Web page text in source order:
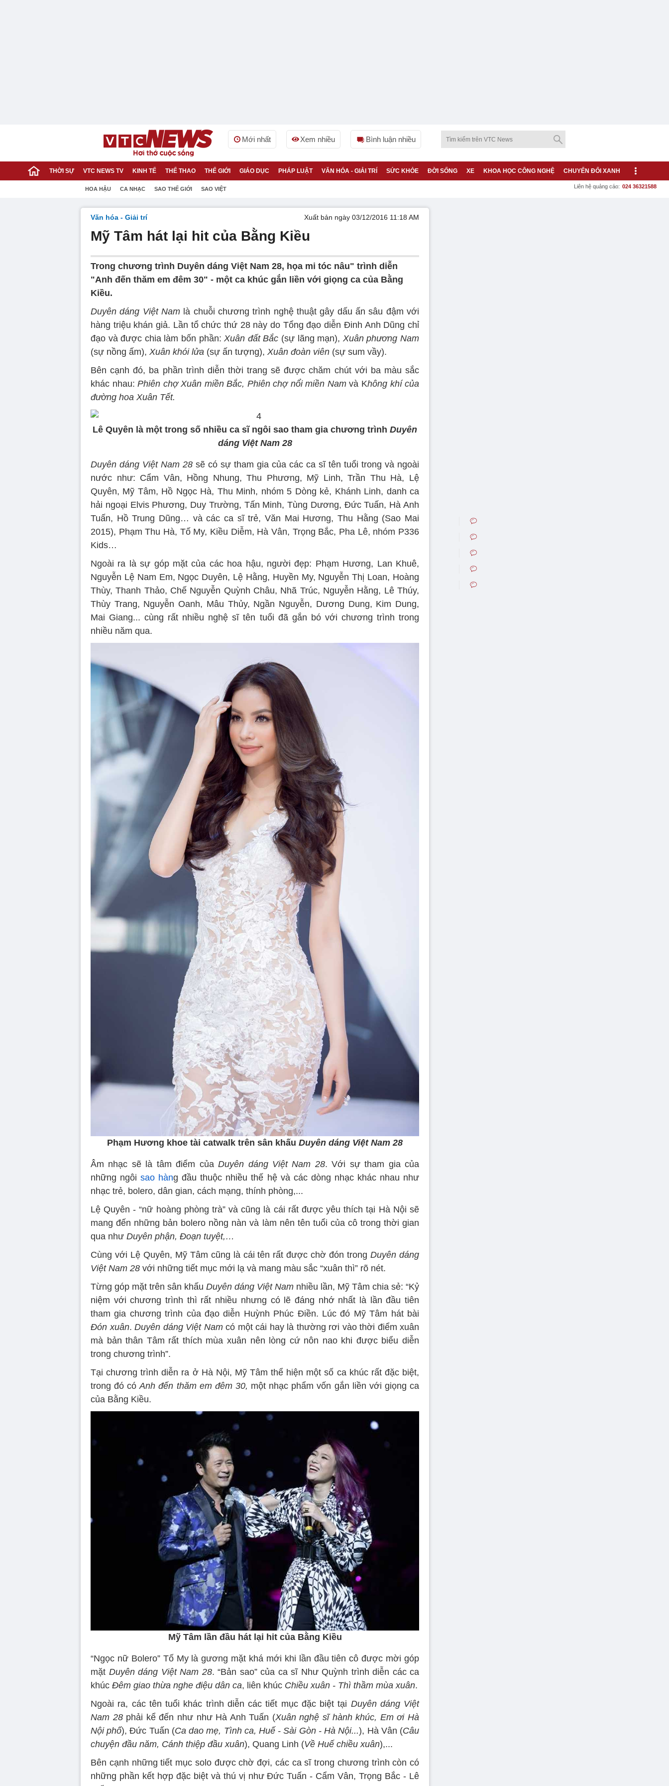
Mới nhất Xem nhiều Bình luận nhiều
THỜI SỰ VTC NEWS TV KINH TẾ THỂ THAO THẾ GIỚI GIÁO DỤC PHÁP LUẬT VĂN HÓA - GIẢI TRÍ SỨC KHỎE ĐỜI SỐNG XE KHOA HỌC CÔNG NGHỆ CHUYỂN ĐỔI XANH
HOA HẬU CA NHẠC SAO THẾ GIỚI SAO VIỆT Liên hệ quảng cáo: 024 36321588
Văn hóa - Giải trí Xuất bản ngày 03/12/2016 11:18 AM
Mỹ Tâm hát lại hit của Bằng Kiều
Trong chương trình Duyên dáng Việt Nam 28, họa mi tóc nâu" trình diễn
"Anh đến thăm em đêm 30" - một ca khúc gắn liền với giọng ca của Bằng
Kiều.
Duyên dáng Việt Nam là chuỗi chương trình nghệ thuật gây dấu ấn sâu đậm với
hàng triệu khán giả. Lần tổ chức thứ 28 này do Tổng đạo diễn Đinh Anh Dũng chỉ
đạo và được chia làm bốn phần:Xuân đất Bắc (sự lãng mạn), Xuân phương Nam
(sự nồng ấm), Xuân khói lửa (sự ấn tượng), Xuân đoàn viên (sự sum vầy).
Bên cạnh đó, ba phần trình diễn thời trang sẽ được chăm chút với ba màu sắc
khác nhau: Phiên chợ Xuân miền Bắc, Phiên chợ nổi miền Namvà Không khí của
đường hoa Xuân Tết.
Lê Quyên là một trong số nhiều ca sĩ ngôi sao tham gia chương trình Duyên
dáng Việt Nam 28
Duyên dáng Việt Nam 28 sẽ có sự tham gia của các ca sĩ tên tuổi trong và ngoài
nước như: Cẩm Vân, Hồng Nhung, Thu Phương, Mỹ Linh, Trần Thu Hà, Lệ
Quyên, Mỹ Tâm, Hồ Ngọc Hà, Thu Minh, nhóm 5 Dòng kẻ, Khánh Linh, danh ca
hải ngoại Elvis Phương, Duy Trường, Tấn Minh, Tùng Dương, Đức Tuấn, Hà Anh
Tuấn, Hồ Trung Dũng… và các ca sĩ trẻ, Văn Mai Hương, Thu Hằng (Sao Mai
2015), Phạm Thu Hà, Tố My, Kiều Diễm, Hà Vân, Trọng Bắc, Pha Lê, nhóm P336
Kids…
Ngoài ra là sự góp mặt của các hoa hậu, người đẹp: Phạm Hương, Lan Khuê,
Nguyễn Lệ Nam Em, Ngọc Duyên, Lệ Hằng, Huyền My, Nguyễn Thị Loan, Hoàng
Thùy, Thanh Thảo, Chế Nguyễn Quỳnh Châu, Nhã Trúc, Nguyễn Hằng, Lê Thúy,
Thùy Trang, Nguyễn Oanh, Mâu Thủy, Ngần Nguyễn, Dương Dung, Kim Dung,
Mai Giang... cùng rất nhiều nghệ sĩ tên tuổi đã gắn bó với chương trình trong
nhiều năm qua.
Phạm Hương khoe tài catwalk trên sân khấu Duyên dáng Việt Nam 28
Âm nhạc sẽ là tâm điểm củaDuyên dáng Việt Nam 28. Với sự tham gia của
những ngôisao hàng đầu thuộc nhiều thế hệ và các dòng nhạc khác nhau như
nhạc trẻ, bolero, dân gian, cách mạng, thính phòng,...
Lệ Quyên - “nữ hoàng phòng trà” và cũng là cái rất được yêu thích tại Hà Nội sẽ
mang đến những bản bolero nồng nàn và làm nên tên tuổi của cô trong thời gian
qua như Duyên phận, Đoạn tuyệt,…
Cùng với Lệ Quyên, Mỹ Tâm cũng là cái tên rất được chờ đón trongDuyên dáng
Việt Nam 28 với những tiết mục mới lạ và mang màu sắc “xuân thì” rõ nét.
Từng góp mặt trên sân khấu Duyên dáng Việt Nam nhiều lần, Mỹ Tâm chia sẻ: “Kỷ
niệm với chương trình thì rất nhiều nhưng có lẽ đáng nhớ nhất là lần đầu tiên
tham gia chương trình của đạo diễn Huỳnh Phúc Điền. Lúc đó Mỹ Tâm hát bài
Đón xuân. Duyên dáng Việt Namcó một cái hay là thường rơi vào thời điểm xuân
mà bản thân Tâm rất thích mùa xuân nên lòng cứ nôn nao khi được biểu diễn
trong chương trình”.
Tại chương trình diễn ra ở Hà Nội, Mỹ Tâm thể hiện một số ca khúc rất đặc biệt,
trong đó cóAnh đến thăm em đêm 30, một nhạc phẩm vốn gắn liền với giọng ca
của Bằng Kiều.
Mỹ Tâm lần đầu hát lại hit của Bằng Kiều
“Ngọc nữ Bolero” Tố My là gương mặt khá mới khi lần đầu tiên cô được mời góp
mặt Duyên dáng Việt Nam 28. “Bản sao” của ca sĩ Như Quỳnh trình diễn các ca
khúc Đêm giao thừa nghe điệu dân ca, liên khúc Chiều xuân - Thì thầm mùa xuân.
Ngoài ra, các tên tuổi khác trình diễn các tiết mục đặc biệt tại Duyên dáng Việt
Nam 28phải kể đến như như Hà Anh Tuấn (Xuân nghệ sĩ hành khúc, Em ơi Hà
Nội phố), Đức Tuấn (Ca dao mẹ, Tình ca, Huế - Sài Gòn - Hà Nội...), Hà Vân (Câu
chuyện đầu năm, Cánh thiệp đầu xuân), Quang Linh (Về Huế chiều xuân),...
Bên cạnh những tiết mục solo được chờ đợi, các ca sĩ trong chương trình còn có
những phần kết hợp đặc biệt và thú vị như Đức Tuấn - Cẩm Vân, Trọng Bắc - Lê